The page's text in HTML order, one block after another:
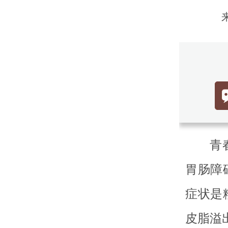
青
胃肠障
症状是
皮脂溢